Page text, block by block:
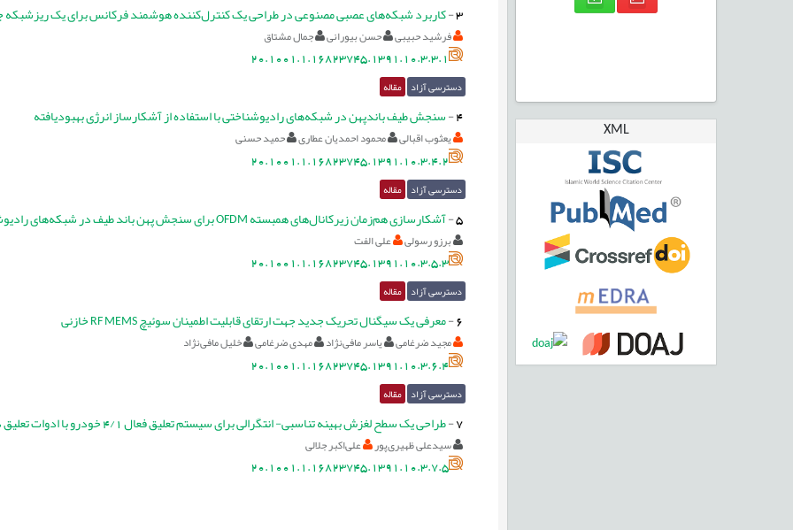
XML
3
-کاربرد شبکه‌های عصبی مصنوعی در طراحی یک کنترل‌کننده هوشمند فرکانس برای یک ریزشبکه
فرشید حبیبی حسن بیورانی جمال مشتاق
20.1001.1.16823745.1391.10.3.3.1
دسترسی آزاد مقاله
4
-سنجش طیف باندپهن در شبکه‌های رادیوشناختی با استفاده از آشکارساز انرژی بهبودیافته
یعثوب اقبالی محمود احمدیان عطاری حمید حسنی
20.1001.1.16823745.1391.10.3.4.2
دسترسی آزاد مقاله
5
-آشکارسازی هم‌زمان زیرکانال‌های همبسته OFDM برای سنجش پهن باند طیف در شبکه‌های رادیوشناختگر
برزو رسولی علی الفت
20.1001.1.16823745.1391.10.3.5.3
دسترسی آزاد مقاله
6
-معرفی یک سیگنال تحریک جدید جهت ارتقای قابلیت اطمینان سوئیچ RF MEMS خازنی
مجید ضرغامی یاسر مافی‌نژاد مهدی ضرغامی خلیل مافی‌نژاد
20.1001.1.16823745.1391.10.3.6.4
دسترسی آزاد مقاله
7
-طراحی یک سطح لغزش بهینه تناسبی- انتگرالی برای سیستم تعلیق فعال 4/1 خودرو با ادوات تعلیق دارای ثابت‌های نامعین و مشخصه‌های غیر خطی
سیدعلی ظهیری‌پور علی‌اکبر جلالی
20.1001.1.16823745.1391.10.3.7.5